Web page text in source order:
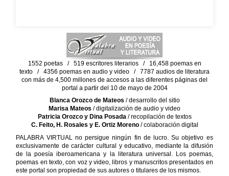
1552 poetas / 519 escritores literarios / 16,458 poemas en
texto / 4356 poemas en audio y video / 7787 audios de literatura
con más de 4,500 millones de accesos a las diferentes páginas del
portal a partir del 10 de mayo de 2004
Blanca Orozco de Mateos / desarrollo del sitio
Marisa Mateos / digitalización de audio y video
Patricia Orozco y Dina Posada/ recopilación de textos
C. Feito, H. Rosales y E. Ortiz Moreno/ colaboración digital
PALABRA VIRTUAL no persigue ningún fin de lucro. Su objetivo es
exclusivamente de carácter cultural y educativo, mediante la difusión
de la poesía iberoamericana y la literatura universal. Los poemas,
poemas en texto, con voz y video, libros y manuscritos presentados en
este portal son propiedad de sus autores o titulares de los mismos.